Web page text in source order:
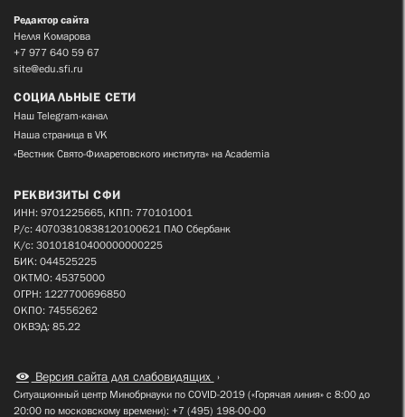
Редактор сайта
Нелля Комарова
+7 977 640 59 67
site@edu.sfi.ru
СОЦИАЛЬНЫЕ СЕТИ
Наш Telegram-канал
Наша страница в VK
«Вестник Свято-Филаретовского института» на Academia
РЕКВИЗИТЫ СФИ
ИНН: 9701225665, КПП: 770101001
Р/с: 40703810838120100621 ПАО Сбербанк
К/с: 30101810400000000225
БИК: 044525225
ОКТМО: 45375000
ОГРН: 1227700696850
ОКПО: 74556262
ОКВЭД: 85.22
Версия сайта для слабовидящих
Ситуационный центр Минобрнауки по COVID-2019 («Горячая линия» с 8:00 до
20:00 по московскому времени): +7 (495) 198-00-00